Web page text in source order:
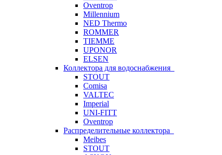
Oventrop
Millennium
NED Thermo
ROMMER
TIEMME
UPONOR
ELSEN
Коллектора для водоснабжения
STOUT
Comisa
VALTEC
Imperial
UNI-FITT
Oventrop
Распределительные коллектора
Meibes
STOUT